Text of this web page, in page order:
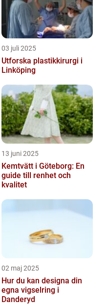
03 juli 2025
Utforska plastikkirurgi i
Linköping
13 juni 2025
Kemtvätt i Göteborg: En
guide till renhet och
kvalitet
02 maj 2025
Hur du kan designa din
egna vigselring i
Danderyd